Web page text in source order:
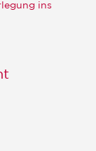
ins